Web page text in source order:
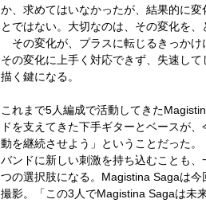
か、求めてはいなかったが、結果的に
とではない。大切なのは、その変化を、
その変化が、プラスに転じるきっかけ
その変化に上手く対応できず、失速し
描く鍵になる。
これまで5人編成で活動してきた
ドを支えてきた下手ギターとベースが
動を継続させよう」ということだった。
バンドに新しい刺激を持ち込むことも
つの選択肢になる。Magistina Sagaは
撮影。「この3人でMagistina Sagaは未